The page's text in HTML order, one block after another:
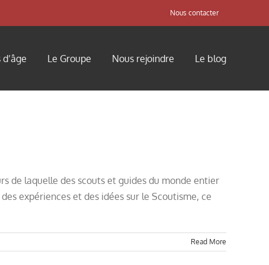
Nous contacter
Le Groupe Nous rejoindre Le blog
de laquelle des scouts et guides du monde entier
expériences et des idées sur le Scoutisme, ce
Read More